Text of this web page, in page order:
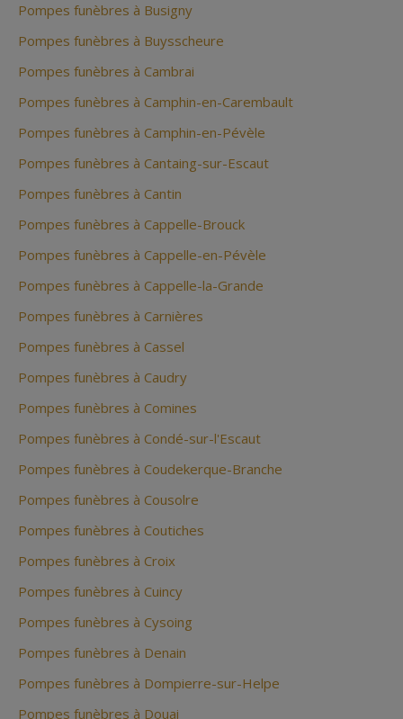
Pompes funèbres à Busigny
Pompes funèbres à Buysscheure
Pompes funèbres à Cambrai
Pompes funèbres à Camphin-en-Carembault
Pompes funèbres à Camphin-en-Pévèle
Pompes funèbres à Cantaing-sur-Escaut
Pompes funèbres à Cantin
Pompes funèbres à Cappelle-Brouck
Pompes funèbres à Cappelle-en-Pévèle
Pompes funèbres à Cappelle-la-Grande
Pompes funèbres à Carnières
Pompes funèbres à Cassel
Pompes funèbres à Caudry
Pompes funèbres à Comines
Pompes funèbres à Condé-sur-l'Escaut
Pompes funèbres à Coudekerque-Branche
Pompes funèbres à Cousolre
Pompes funèbres à Coutiches
Pompes funèbres à Croix
Pompes funèbres à Cuincy
Pompes funèbres à Cysoing
Pompes funèbres à Denain
Pompes funèbres à Dompierre-sur-Helpe
Pompes funèbres à Douai